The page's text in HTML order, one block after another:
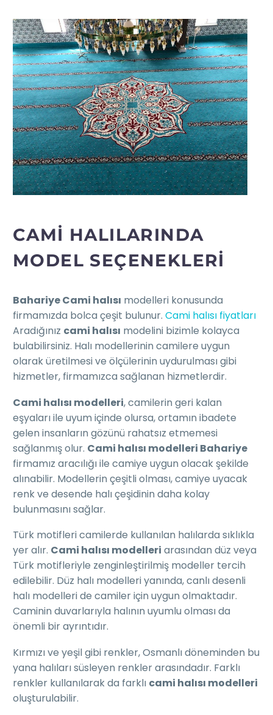
CAMİ HALILARINDA
MODEL SEÇENEKLERI
Bahariye Cami halısı modelleri konusunda
firmamızda bolca çeşit bulunur. Cami halısı fiyatları
Aradığınız cami halısı modelini bizimle kolayca
bulabilirsiniz. Halı modellerinin camilere uygun
olarak üretilmesi ve ölçülerinin uydurulması gibi
hizmetler, firmamızca sağlanan hizmetlerdir.
Cami halısı modelleri, camilerin geri kalan
eşyaları ile uyum içinde olursa, ortamın ibadete
gelen insanların gözünü rahatsız etmemesi
sağlanmış olur. Cami halısı modelleri Bahariye
firmamız aracılığı ile camiye uygun olacak şekilde
alınabilir. Modellerin çeşitli olması, camiye uyacak
renk ve desende halı çeşidinin daha kolay
bulunmasını sağlar.
Türk motifleri camilerde kullanılan halılarda sıklıkla
yer alır. Cami halısı modelleri arasından düz veya
Türk motifleriyle zenginleştirilmiş modeller tercih
edilebilir. Düz halı modelleri yanında, canlı desenli
halı modelleri de camiler için uygun olmaktadır.
Caminin duvarlarıyla halının uyumlu olması da
önemli bir ayrıntıdır.
Kırmızı ve yeşil gibi renkler, Osmanlı döneminden bu
yana halıları süsleyen renkler arasındadır. Farklı
renkler kullanılarak da farklı cami halısı modelleri
oluşturulabilir.